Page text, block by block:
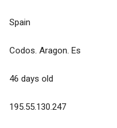
Spain
Codos. Aragon. Es
46 days old
195.55.130.247